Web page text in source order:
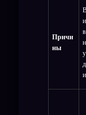
Причи
ны